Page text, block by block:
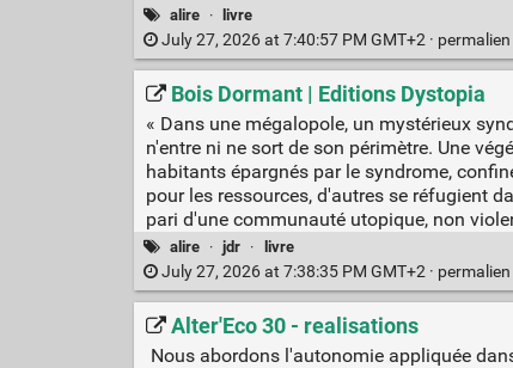
alire · livre
July 27, 2026 at 7:40:57 PM GMT+2 · permalien
Bois Dormant | Editions Dystopia
« Dans une mégalopole, un mystérieux
n'entre ni ne sort de son périmètre. Une
habitants épargnés par le syndrome,
pour les ressources, d'autres se réfugient
pari d'une communauté utopique, non
alire · jdr · livre
July 27, 2026 at 7:38:35 PM GMT+2 · permalien
Alter'Eco 30 - realisations
Nous abordons l'autonomie appliquée